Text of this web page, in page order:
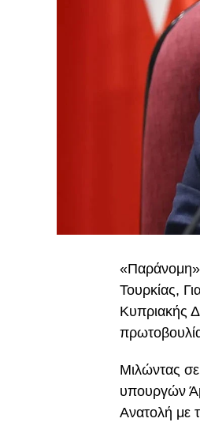
«Παράνομη»
Τουρκίας,
Κυπριακής
Μιλώντας
υπουργών
Ανατολή με